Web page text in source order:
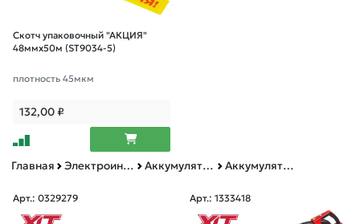
Скотч упаковочный "АКЦИЯ"
48ммх50м (ST9034-5)
плотность 45мкм
132,00₽
Главная Электроинструменты BULL, MOLOT, WORTEX, ФИОЛЕНТ Аккумуляторная техника Аккумуляторный инструмент на 1 батарее WORTEX "ALL IN ONE"
Арт.: 0329279 Арт.: 1333418